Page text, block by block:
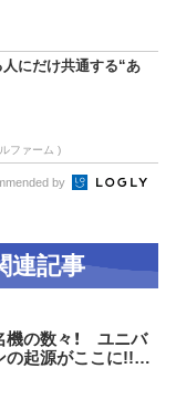
にだけ共通する“あ
ファーム )
by
連記事
機の数々！ ユニバ
起源がここに!!【P